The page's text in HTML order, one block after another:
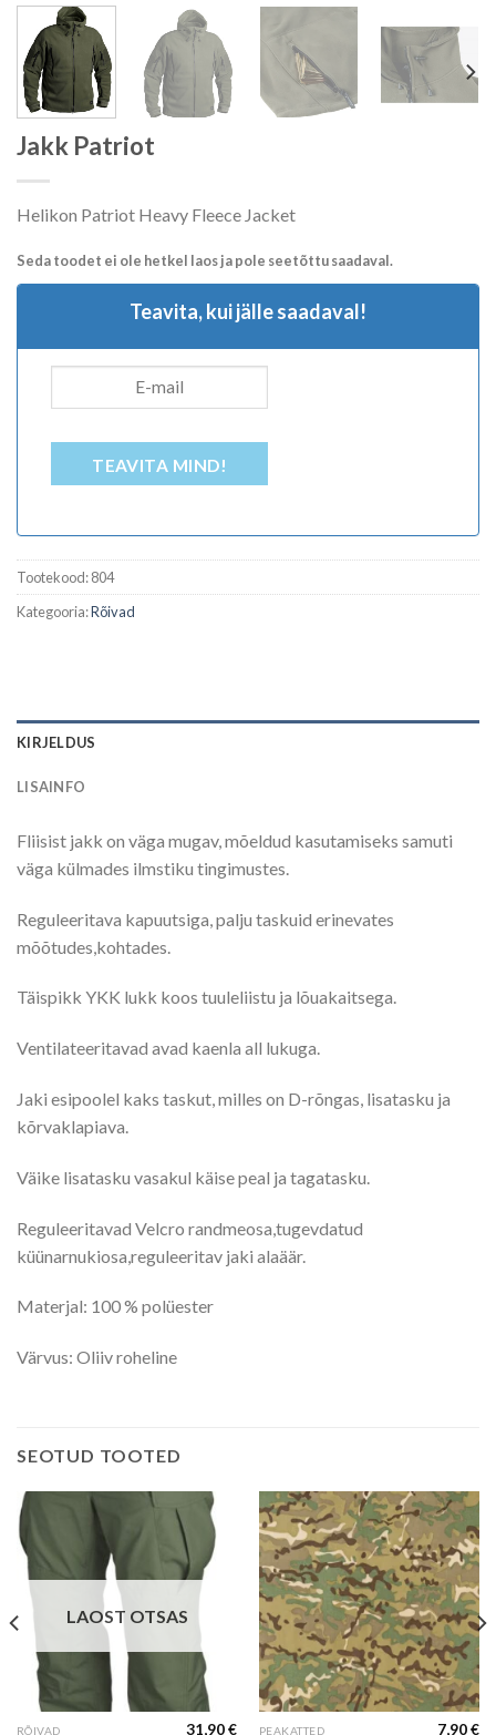
Jakk Patriot
Helikon Patriot Heavy Fleece Jacket
Seda toodet ei ole hetkel laos ja pole seetõttu saadaval.
Teavita, kui jälle saadaval!
TEAVITA MIND!
Tootekood:804
Kategooria:Rõivad
KIRJELDUS
LISAINFO
Fliisist jakk on väga mugav, mõeldud kasutamiseks samuti
väga külmades ilmstiku tingimustes.
Reguleeritava kapuutsiga, palju taskuid erinevates
mõõtudes,kohtades.
Täispikk YKK lukk koos tuuleliistu ja lõuakaitsega.
Ventilateeritavad avad kaenla all lukuga.
Jaki esipoolel kaks taskut, milles on D-rõngas, lisatasku ja
kõrvaklapiava.
Väike lisatasku vasakul käise peal ja tagatasku.
Reguleeritavad Velcro randmeosa,tugevdatud
küünarnukiosa,reguleeritav jaki alaäär.
Materjal: 100 % polüester
Värvus: Oliiv roheline
SEOTUD TOOTED
LAOST OTSAS
RÕIVAD 31,90€ PEAKATTED 7,90€